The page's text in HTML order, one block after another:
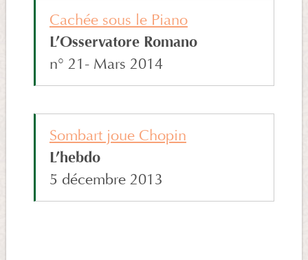
Cachée sous le Piano
L’Osservatore Romano
n° 21- Mars 2014
Sombart joue Chopin
L’hebdo
5 décembre 2013